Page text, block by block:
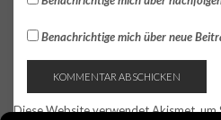
Benachrichtige mich über neue
Diese Website verwendet Akismet, um